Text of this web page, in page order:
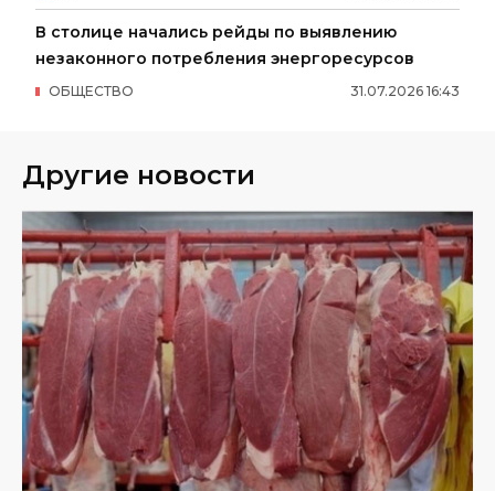
В столице начались рейды по выявлению
незаконного потребления энергоресурсов
31.07.2026 16:43
ОБЩЕСТВО
Другие новости